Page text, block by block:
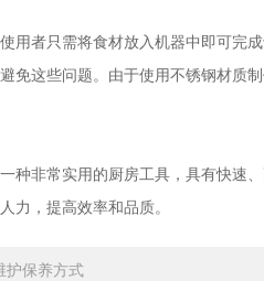
者只需将食材放入机器中即可完
免这些问题。由于使用不锈钢材质
非常实用的厨房工具，具有快速、
力，提高效率和品质。
护保养方式